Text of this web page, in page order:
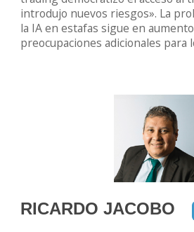
introdujo nuevos riesgos». La
la IA en estafas sigue en
preocupaciones adicionales para
RICARDO JACOBO